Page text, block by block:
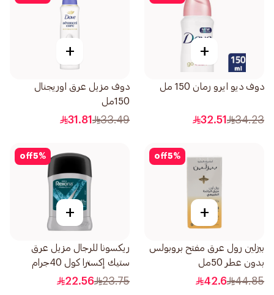
+
دوف ديو ايرو رمان 150 مل
34.23
32.51
+
دوف مزيل عرق اوريجنال
150مل
33.49
31.81
5%
off
+
بيزلين رول عرق مفتح بروبولس
بدون عطر 50مل
44.85
42.6
5%
off
+
ريكسونا للرجال مزيل عرق
ستيك إكسترا كول 40جرام
23.75
22.56